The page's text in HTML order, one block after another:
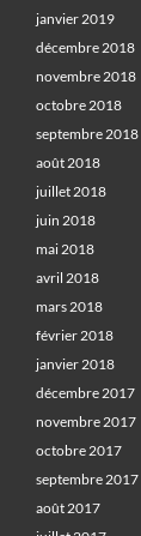
janvier 2019
décembre 2018
novembre 2018
octobre 2018
septembre 2018
août 2018
juillet 2018
juin 2018
mai 2018
avril 2018
mars 2018
février 2018
janvier 2018
décembre 2017
novembre 2017
octobre 2017
septembre 2017
août 2017